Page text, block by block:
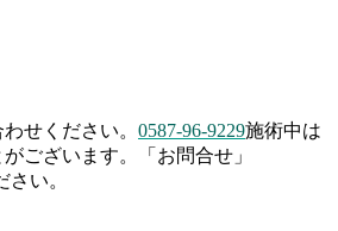
せください。 0587-96-9229施術中は
ございます。「お問合せ」
さい。